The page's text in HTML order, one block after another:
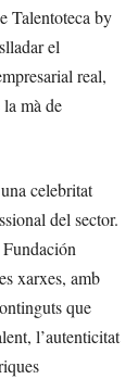
Talentoteca by
el
real,
mà de
celebritat
del sector.
xarxes, amb
que
l’autenticitat